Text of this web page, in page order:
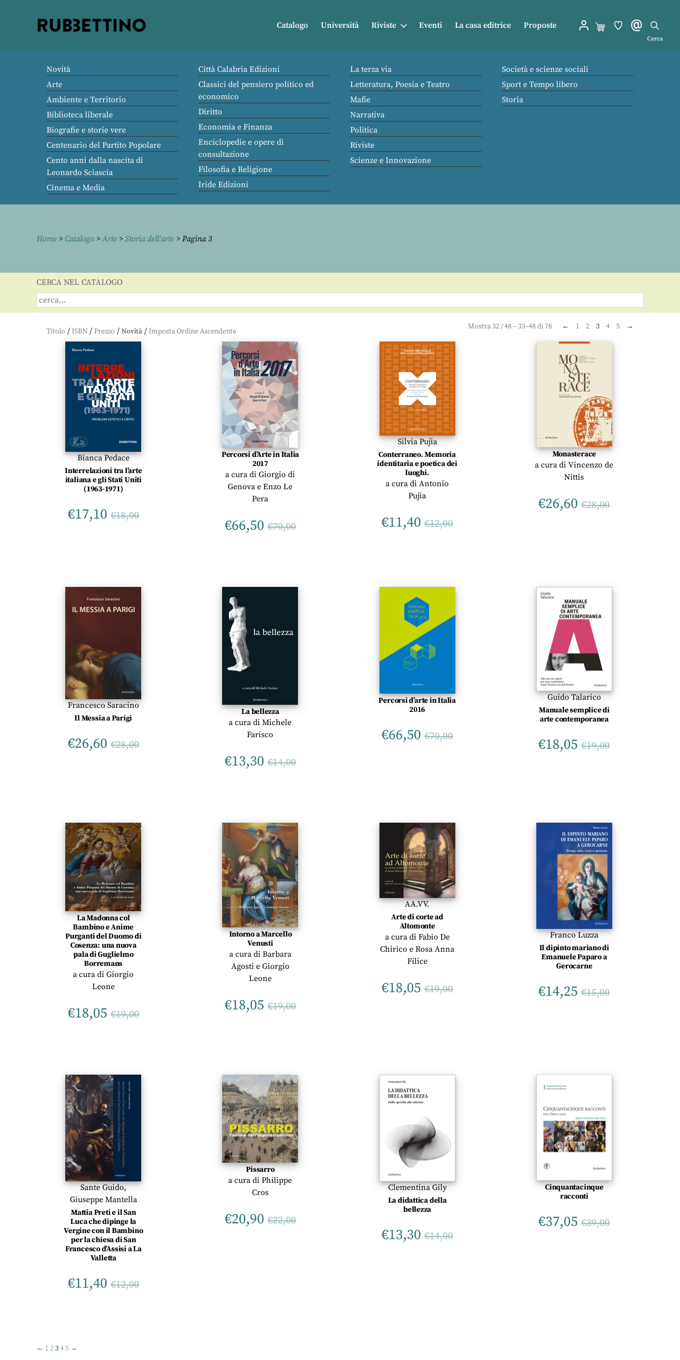
Catalogo Università Riviste Eventi La casa editrice Proposte
Cerca
Novità
Arte
Ambiente e Territorio
Biblioteca liberale
Biografie e storie vere
Centenario del Partito Popolare
Cento anni dalla nascita di
Leonardo Sciascia
Cinema e Media
Città Calabria Edizioni
Classici del pensiero politico ed
economico
Diritto
Economia e Finanza
Enciclopedie e opere di
consultazione
Filosofia e Religione
Iride Edizioni
La terza via
Letteratura, Poesia e Teatro
Mafie
Narrativa
Politica
Riviste
Scienze e Innovazione
Società e scienze sociali
Sport e Tempo libero
Storia
Home > Catalogo >Arte > Storia dell'arte > Pagina 3
CERCA NEL CATALOGO
Titolo / ISBN / Prezzo / Novità / Mostra32/48– 33–48 di 78 ← 1 2 3 4 5 →
Bianca Pedace
Interrelazioni tra l’arte
italiana e gli Stati Uniti
(1963-1971)
€17,10 €18,00
Percorsi d’Arte in Italia
2017
a cura diGiorgio di
Genova eEnzo Le
Pera
€66,50 €70,00
Silvia Pujia
Conterraneo. Memoria
identitaria e poetica dei
luoghi.
a cura diAntonio
Pujia
€11,40 €12,00
Monasterace
a cura diVincenzo de
Nittis
€26,60 €28,00
Francesco Saracino
Il Messia a Parigi
€26,60 €28,00
La bellezza
a cura diMichele
Farisco
€13,30 €14,00
Percorsi d’arte in Italia
2016
€66,50 €70,00
Guido Talarico
Manuale semplice di
arte contemporanea
€18,05 €19,00
La Madonna col
Bambino e Anime
Purganti del Duomo di
Cosenza: una nuova
pala di Guglielmo
Borremans
a cura diGiorgio
Leone
€18,05 €19,00
Intorno a Marcello
Venusti
a cura di Barbara
Agostie Giorgio
Leone
€18,05 €19,00
AA.VV.
Arte di corte ad
Altomonte
a cura di Fabio De
Chirico eRosa Anna
Filice
€18,05 €19,00
Franco Luzza
Il dipinto mariano di
Emanuele Paparo a
Gerocarne
€14,25 €15,00
Sante Guido,
Giuseppe Mantella
Mattia Preti e il San
Luca che dipinge la
Vergine con il Bambino
per la chiesa di San
Francesco d’Assisi a La
Valletta
€11,40 €12,00
Pissarro
a cura diPhilippe
Cros
€20,90 €22,00
Clementina Gily
La didattica della
bellezza
€13,30 €14,00
Cinquantacinque
racconti
€37,05 €39,00
← 1 2345 →